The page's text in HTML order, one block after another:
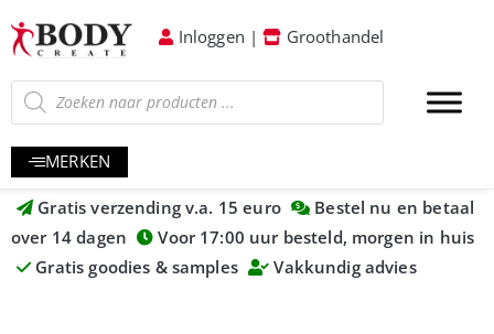
Inloggen | Groothandel
MERKEN
Gratis verzending v.a. 15 euro
Bestel nu en betaal
over 14 dagen
Voor 17:00 uur besteld, morgen in huis
Gratis goodies & samples
Vakkundig advies